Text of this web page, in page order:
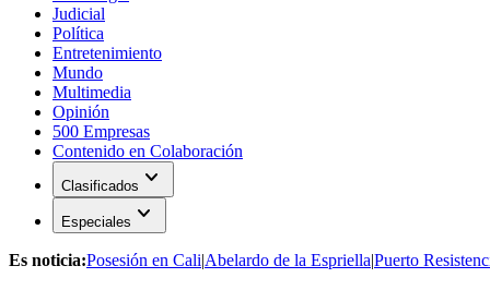
Judicial
Política
Entretenimiento
Mundo
Multimedia
Opinión
500 Empresas
Contenido en Colaboración
Clasificados expand_more
Especiales expand_more
Es noticia:Posesión en Cali|Abelardo de la Espriella|Puerto